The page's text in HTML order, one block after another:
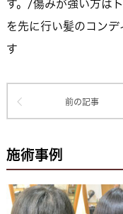
す。/傷みが強い方は
を先に行い髪のコン
す
前の記事
施術事例